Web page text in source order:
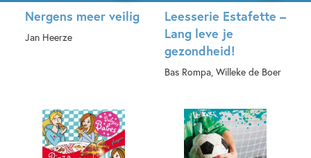
Nergens meer veilig
Jan Heerze
Leesserie Estafette –
Lang leve je
gezondheid!
Bas Rompa, Willeke de Boer